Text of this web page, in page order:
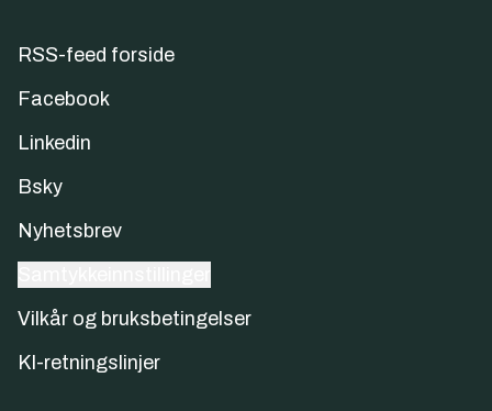
RSS-feed forside
Facebook
Linkedin
Bsky
Nyhetsbrev
Vilkår og bruksbetingelser
KI-retningslinjer